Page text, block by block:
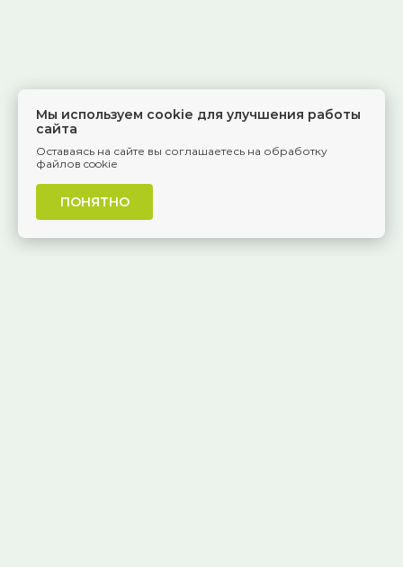
Мы используем cookie для улучшения работы
сайта
Оставаясь на сайте вы соглашаетесь на обработку
файлов cookie
ПОНЯТНО